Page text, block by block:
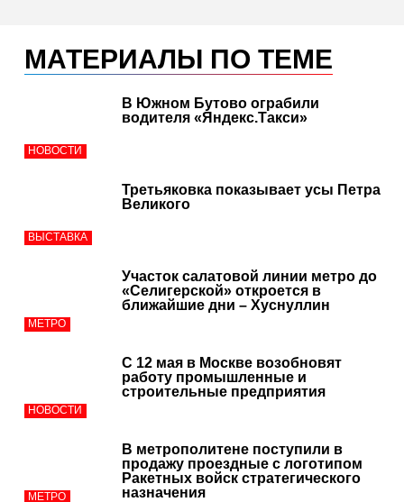
МАТЕРИАЛЫ ПО ТЕМЕ
НОВОСТИ
В Южном Бутово ограбили
водителя «Яндекс.Такси»
ВЫСТАВКА
Третьяковка показывает усы Петра
Великого
МЕТРО
Участок салатовой линии метро до
«Селигерской» откроется в
ближайшие дни – Хуснуллин
НОВОСТИ
С 12 мая в Москве возобновят
работу промышленные и
строительные предприятия
МЕТРО
В метрополитене поступили в
продажу проездные с логотипом
Ракетных войск стратегического
назначения